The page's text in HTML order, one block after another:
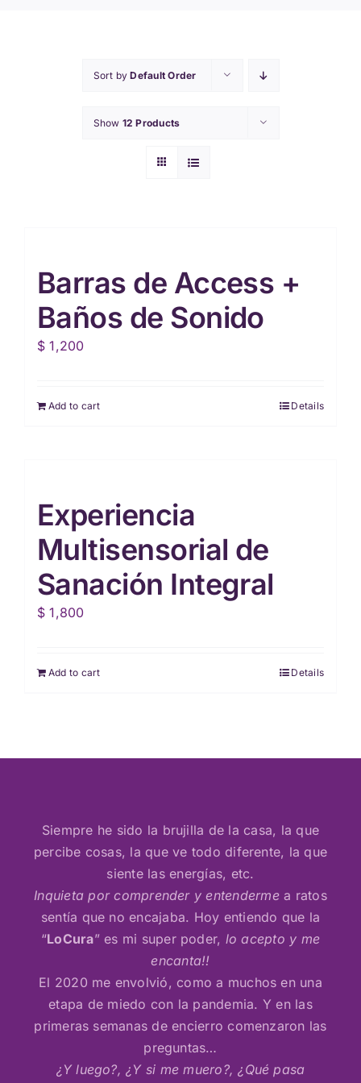
Sort byDefault Order
Show 12 Products
Barras de Access +
Baños de Sonido
$ 1,200
Add to cart Details
Experiencia
Multisensorial de
Sanación Integral
$ 1,800
Add to cart Details
Siempre he sido la brujilla de la casa, la que
percibe cosas, la que ve todo diferente, la que
siente las energías, etc.
Inquieta por comprender y entendermea ratos
sentía que no encajaba. Hoy entiendo que la
“LoCura” es mi super poder, lo acepto y me
encanta!!
El 2020 me envolvió, como a muchos en una
etapa de miedo con la pandemia. Y en las
primeras semanas de encierro comenzaron las
preguntas…
¿Y luego?, ¿Y si me muero?, ¿Qué pasa